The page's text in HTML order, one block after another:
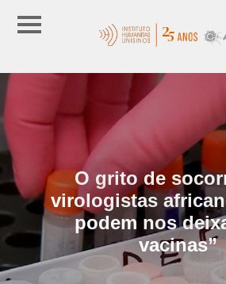
O grito de
virologistas
podem nos
vacinas”